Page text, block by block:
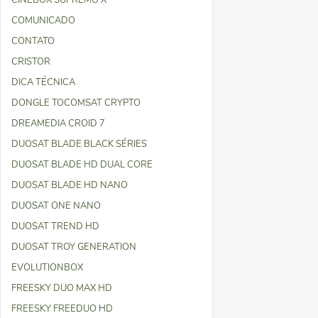
COMUNICADO
CONTATO
CRISTOR
DICA TÉCNICA
DONGLE TOCOMSAT CRYPTO
DREAMEDIA CROID 7
DUOSAT BLADE BLACK SÉRIES
DUOSAT BLADE HD DUAL CORE
DUOSAT BLADE HD NANO
DUOSAT ONE NANO
DUOSAT TREND HD
DUOSAT TROY GENERATION
EVOLUTIONBOX
FREESKY DUO MAX HD
FREESKY FREEDUO HD